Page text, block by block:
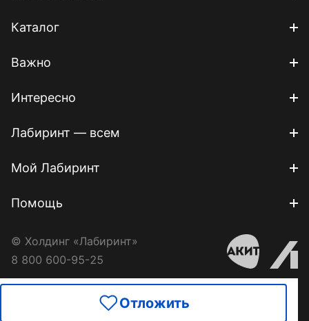
Отложить
Каталог
Важно
Интересно
Лабиринт — всем
Мой Лабиринт
Помощь
© Холдинг «Лабиринт»
8 800 600-95-25